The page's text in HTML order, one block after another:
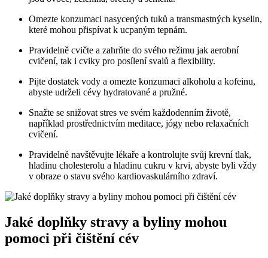
Omezte konzumaci nasycených tuků a transmastných kyselin,
které mohou přispívat k ucpaným tepnám.
Pravidelně cvičte a zahrňte do svého režimu jak aerobní
cvičení, tak i cviky pro posílení svalů a flexibility.
Pijte dostatek vody a omezte konzumaci alkoholu a kofeinu,
abyste udrželi cévy hydratované a pružné.
Snažte se snižovat stres ve svém každodenním životě,
například prostřednictvím meditace, jógy nebo relaxačních
cvičení.
Pravidelně navštěvujte lékaře a kontrolujte svůj krevní tlak,
hladinu cholesterolu a hladinu cukru v krvi, abyste byli vždy
v obraze o stavu svého kardiovaskulárního zdraví.
Jaké doplňky stravy a byliny mohou
pomoci při čištění cév